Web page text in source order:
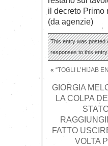
il decreto Primo
(da agenzie)
This entry was posted
responses to this
« “TOGLI L’HIJAB
GIORGIA
LA COLPA
FATTO
VOLTA